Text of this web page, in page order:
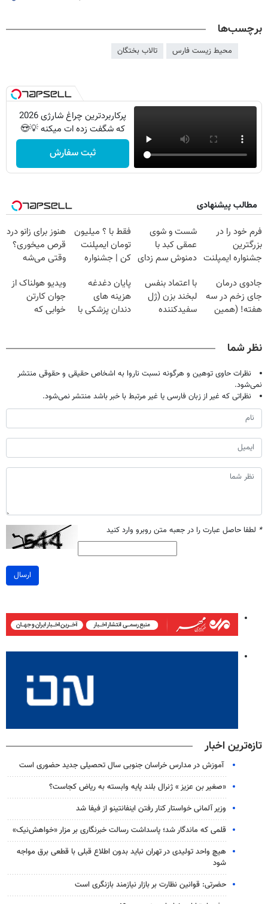
برچسب‌ها
محیط زیست فارس تالاب بختگان
پرکاربردترین چراغ شارژی 2026
که شگفت زده ات میکنه 💡😍
ثبت سفارش
مطالب پیشنهادی
فرم خود را در
بزرگترین
جشنواره ایمپلنت
فقط ۲۵ میلیون
شست و شوی
عمقی کبد با
دمنوش سم زدای
فقط با ؟ میلیون
تومان ایمپلنت
کن | جشنواره
هنوز برای زانو درد
قرص میخوری؟
وقتی می‌شه
درمانش کرد؟؟؟؟
جادوی درمان
جای زخم در سه
هفته! (همین
با اعتماد بنفس
لبخند بزن (ژل
سفیدکننده
پایان دغدغه
هزینه های
دندان پزشکی با
ویدیو هولناک از
جوان کارتن
خوابی که
نظر شما
نظرات حاوی توهین و هرگونه نسبت ناروا به اشخاص حقیقی و حقوقی منتشر
نمی‌شود.
نظراتی که غیر از زبان فارسی یا غیر مرتبط با خبر باشد منتشر نمی‌شود.
* لطفا حاصل عبارت را در جعبه متن روبرو وارد کنید
ارسال
تازه‌ترین اخبار
آموزش در مدارس خراسان جنوبی سال تحصیلی جدید حضوری است
«صغیر بن عزیز » ژنرال بلند پایه وابسته به ریاض کجاست؟
وزیر آلمانی خواستار کنار رفتن اینفانتینو از فیفا شد
قلمی که ماندگار شد؛ پاسداشت رسالت خبرنگاری بر مزار «خواهش‌نیک»
هیچ واحد تولیدی در تهران نباید بدون اطلاع قبلی با قطعی برق مواجه
شود
حضرتی: قوانین نظارت بر بازار نیازمند بازنگری است